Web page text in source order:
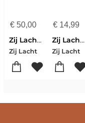
€50,00
Zij Lacht pocketbijbel HSV
Zij Lacht
€14,99
Zij Lacht Bijbeljournal Handelingen NBV21
Zij Lacht